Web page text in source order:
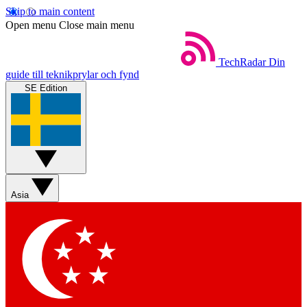
Skip to main content
Open menu Close main menu
TechRadar Din
guide till teknikprylar och fynd
SE Edition
Asia